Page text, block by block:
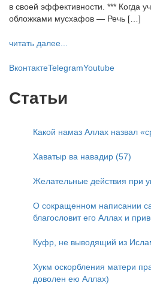
в своей эффективности. *** Когда
обложками мусхафов — Речь […]
читать далее...
ВконтактеTelegramYoutube
Статьи
Какой намаз Аллах назвал
Хаватыр ва навадир (57)
Желательные действия при
О сокращенном написании
благословит его Аллах и
Куфр, не выводящий из
Хукм оскорбления матери
доволен ею Аллах)